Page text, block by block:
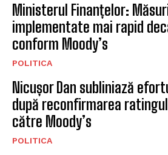
Ministerul Finanțelor:
implementate mai rapid
conform Moody’s
POLITICA
Nicușor Dan subliniază
după reconfirmarea
către Moody’s
POLITICA